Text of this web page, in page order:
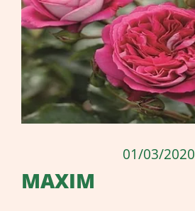
01/03/2020
MAXIM